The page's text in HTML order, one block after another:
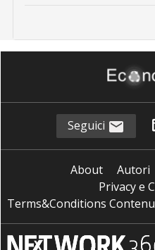
Seguici
About Autori
Privacy e
Terms&Conditions